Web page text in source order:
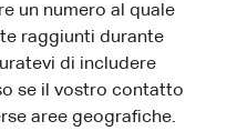
un numero al quale
raggiunti durante
di includere
se il vostro contatto
aree geografiche.